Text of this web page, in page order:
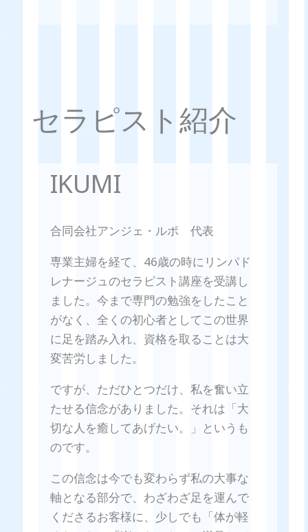
セラピスト紹介
IKUMI
合同会社アンジェ・ルポ 代表
専業主婦を経て、46歳の時にリンパド
レナージュのセラピスト講座を受講し
ました。今まで専門の勉強をしたこと
がなく、全くの初心者としてこの世界
に足を踏み入れ、資格を取ることは大
変苦労しました。
ですが、ただひとつだけ、私を奮い立
たせる信念がありました。それは「大
切な人を癒してあげたい。」というも
のです。
この信念は今でも変わらず私の大事な
軸となる部分で、わざわざ足を運んで
くださるお客様に、少しでも「体が軽